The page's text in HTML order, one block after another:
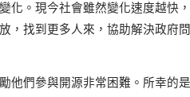
化。現今社會雖然變化速度越快
，找到更多人來，協助解決政府問
他們參與開源非常困難。所幸的